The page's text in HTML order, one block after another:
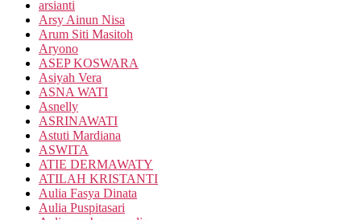
arsianti
Arsy Ainun Nisa
Arum Siti Masitoh
Aryono
ASEP KOSWARA
Asiyah Vera
ASNA WATI
Asnelly
ASRINAWATI
Astuti Mardiana
ASWITA
ATIE DERMAWATY
ATILAH KRISTANTI
Aulia Fasya Dinata
Aulia Puspitasari